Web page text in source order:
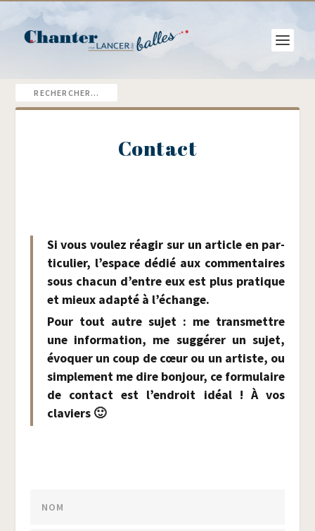
Contact
Si vous vou­lez réagir sur un article en par­
ti­cu­lier, l’es­pace dédié aux com­men­taires
sous cha­cun d’entre eux est plus pra­tique
et mieux adap­té à l’échange.
Pour tout autre sujet : me trans­mettre
une infor­ma­tion, me sug­gé­rer un sujet,
évo­quer un coup de cœur ou un artiste, ou
sim­ple­ment me dire bon­jour, ce for­mu­laire
de contact est l’en­droit idéal ! À vos
claviers 🙂